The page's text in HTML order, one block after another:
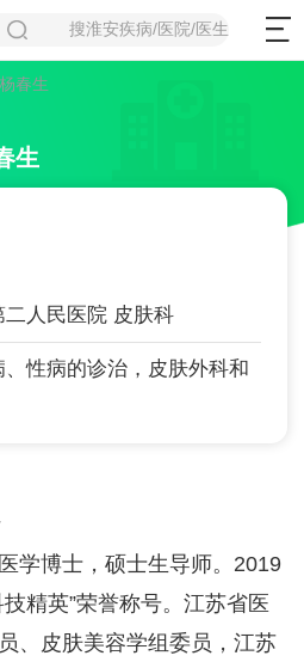
搜淮安疾病/医院/医生
春生
生
人民医院 皮肤科
性病的诊治，皮肤外科和
学博士，硕士生导师。2019
精英”荣誉称号。江苏省医
、皮肤美容学组委员，江苏